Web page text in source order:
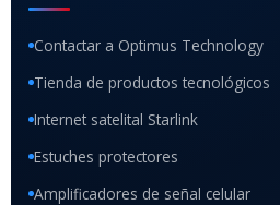
Contactar a Optimus Technology
Tienda de productos tecnológicos
Internet satelital Starlink
Estuches protectores
Amplificadores de señal celular